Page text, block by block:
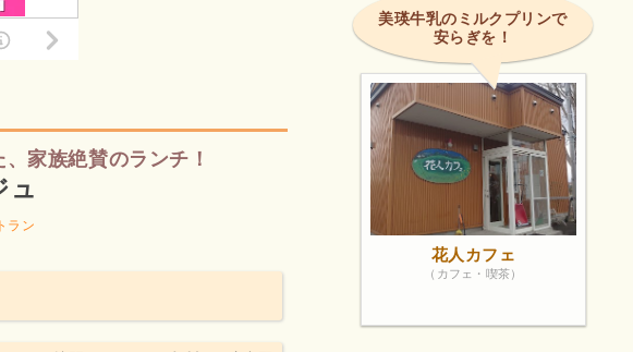
家族絶賛のランチ！
ュ
ラン
美瑛牛乳のミルクプリンで
安らぎを！
花人カフェ
（カフェ・喫茶）